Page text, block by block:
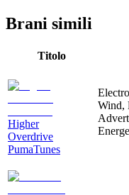
Brani simili
Titolo
Higher
Overdrive
PumaTunes
Wind,